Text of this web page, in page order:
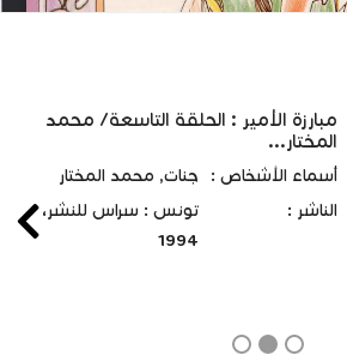
مبارزة الأمير : الحلقة التاسعة/ محمد
المختار...
أسماء الأشخاص :
جنات, محمد المختار
الناشر :
تونس : سراس للنشر،
1994